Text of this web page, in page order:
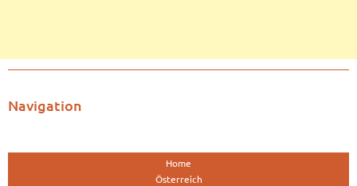
Navigation
Home
Österreich